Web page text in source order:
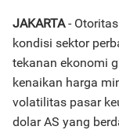
JAKARTA-
kondisi sektor
tekanan ekonomi
kenaikan harga
volatilitas pasar
dolar AS yang